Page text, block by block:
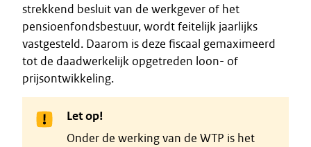
strekkend besluit van de werkgever of het
pensioenfondsbestuur, wordt feitelijk jaarlijks
vastgesteld. Daarom is deze fiscaal gemaximeerd
tot de daadwerkelijk opgetreden loon- of
prijsontwikkeling.
Let op!
Onder de werking van de WTP is het